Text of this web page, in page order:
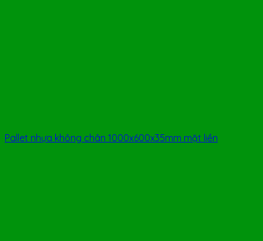
Pallet nhựa không chân 1000x600x35mm mặt liền